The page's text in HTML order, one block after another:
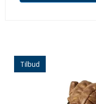
Tilbud